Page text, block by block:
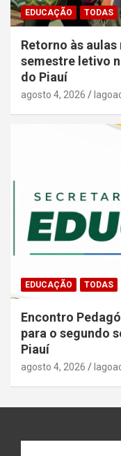
EDUCAÇÃO TODAS
Retorno às
semestre letivo
do Piauí
agosto 4, 2026
EDUCAÇÃO TODAS
Encontro
para o segundo
Piauí
agosto 4, 2026